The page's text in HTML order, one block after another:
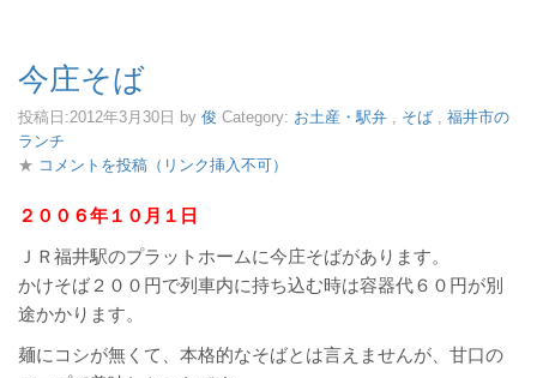
今庄そば
投稿日:2012年3月30日 by 俊 Category: お土産・駅弁 , そば , 福井市の
ランチ
★ コメントを投稿（リンク挿入不可）
２００６年１０月１日
ＪＲ福井駅のプラットホームに今庄そばがあります。
かけそば２００円で列車内に持ち込む時は容器代６０円が別
途かかります。
麺にコシが無くて、本格的なそばとは言えませんが、甘口の